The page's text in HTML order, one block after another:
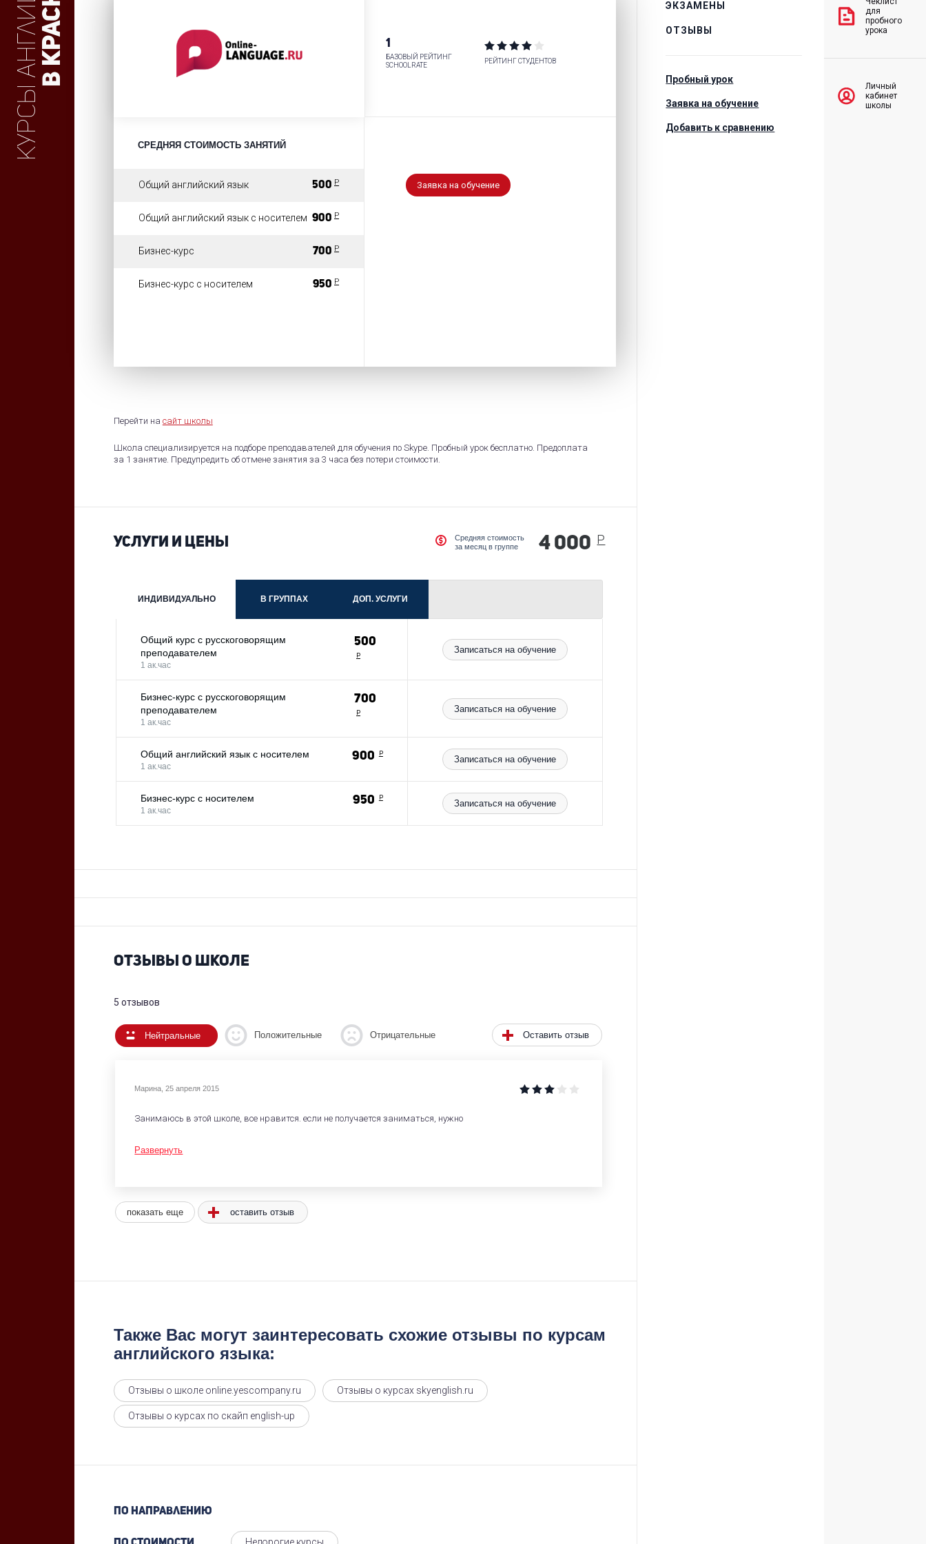
1
БАЗОВЫЙ РЕЙТИНГ
SCHOOLRATE
РЕЙТИНГ СТУДЕНТОВ
СРЕДНЯЯ СТОИМОСТЬ ЗАНЯТИЙ
Общий английский язык 500 P
Общий английский язык с носителем 900 P
Бизнес-курс 700 P
Бизнес-курс с носителем 950 P
Заявка на обучение
Перейти на сайт школы
Школа специализируется на подборе преподавателей для обучения по Skype. Пробный урок бесплатно. Предоплата
за 1 занятие. Предупредить об отмене занятия за 3 часа без потери стоимости.
УСЛУГИ И ЦЕНЫ
Средняя стоимость
за месяц в группе
4 000 Р
ИНДИВИДУАЛЬНО В ГРУППАХ ДОП. УСЛУГИ
Общий курс с русскоговорящим
преподавателем
1 ак.час
500
Р
Записаться на обучение
Бизнес-курс с русскоговорящим
преподавателем
1 ак.час
700
Р Записаться на обучение
Общий английский язык с носителем
1 ак.час
900 Р
Записаться на обучение
Бизнес-курс с носителем
1 ак.час
950 Р
Записаться на обучение
ОТЗЫВЫ О ШКОЛЕ
5 отзывов
Нейтральные Положительные Отрицательные Оставить отзыв
Марина,25 апреля 2015
Занимаюсь в этой школе, все нравится. если не получается заниматься, нужно
Развернуть
показать еще оставить отзыв
Также Вас могут заинтересовать схожие отзывы по курсам
английского языка:
Отзывы о школе online.yescompany.ru Отзывы о курсах skyenglish.ru
Отзывы о курсах по скайп english-up
По направлению
Недорогие курсы
ЭКЗАМЕНЫ
ОТЗЫВЫ
Пробный урок
Заявка на обучение
Добавить к сравнению
для
пробного
урока
Личный
кабинет
школы